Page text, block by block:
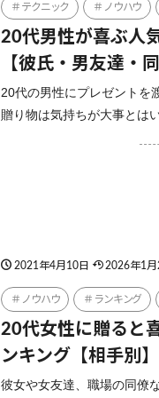
テクニック ノウハウ
20代男性が喜ぶ人
【彼氏・男友達・
20代の男性にプレゼントを
贈り物は気持ちが大事とは
2021年4月10日 2026年1月
ノウハウ ランキング
20代女性に贈ると
ンキング【相手別】
彼女や女友達、職場の同僚